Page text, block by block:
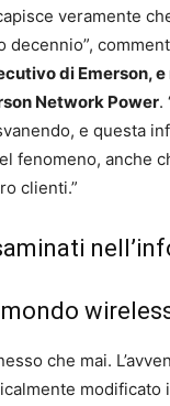
veramente
decennio”,
di Emerson,
Network Power.
e questa
fenomeno, anche
clienti.”
mondo
che mai.
modificato